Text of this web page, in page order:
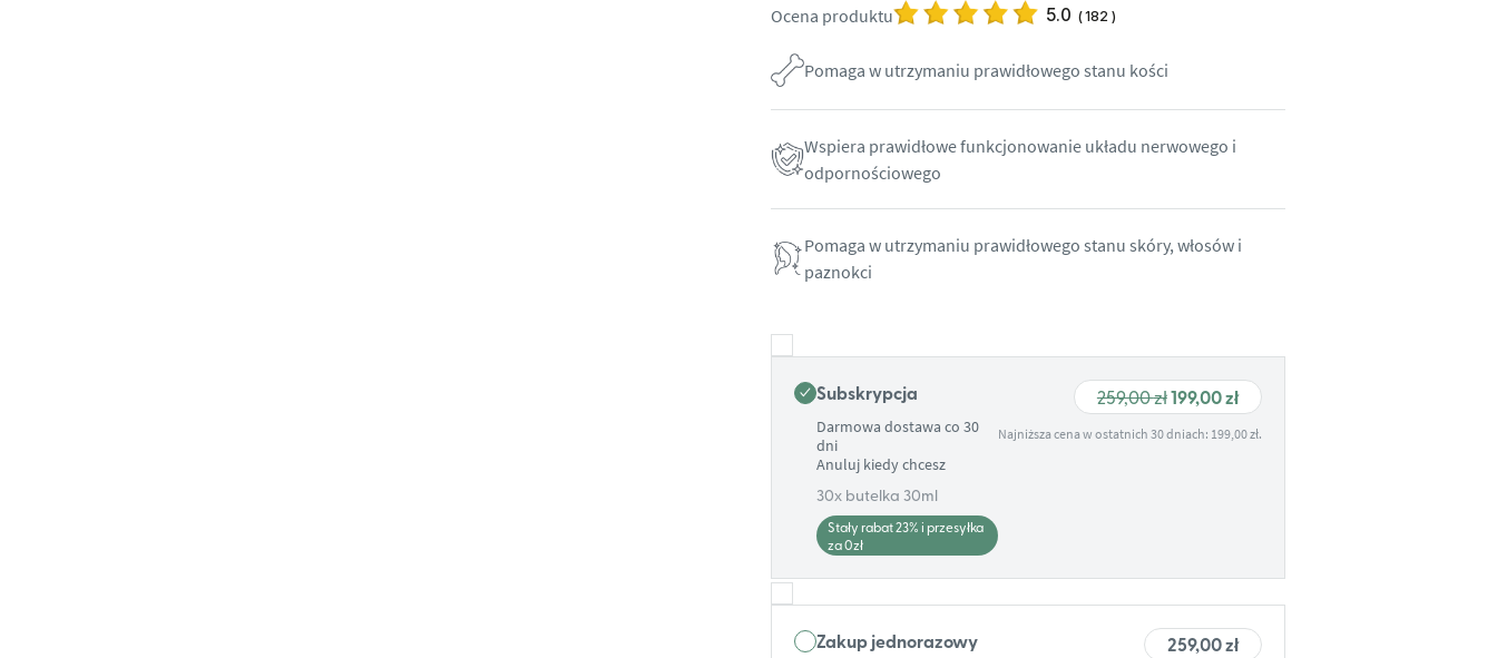
Ocena produktu 5.0 (182 )
Pomaga w utrzymaniu prawidłowego stanu kości
Wspiera prawidłowe funkcjonowanie układu nerwowego i
odpornościowego
Pomaga w utrzymaniu prawidłowego stanu skóry, włosów i
paznokci
Subskrypcja
Darmowa dostawa co 30
dni
Anuluj kiedy chcesz
30x butelka 30ml
Stały rabat 23% i przesyłka
za 0zł
259,00złPierwotna
cena
wynosiła:
199,00złAktualna
cena
Najniższa cena w ostatnich 30 dniach: 199,00zł.
Zakup jednorazowy 259,00zł